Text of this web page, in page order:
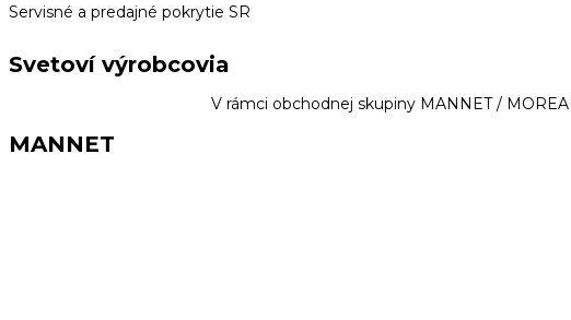
Servisné a predajné pokrytie SR
Svetoví výrobcovia
V rámci obchodnej skupiny MANNET /
MANNET